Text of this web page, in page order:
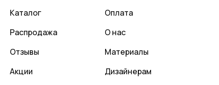
Каталог
Распродажа
Отзывы
Акции
Оплата
О нас
Материалы
Дизайнерам